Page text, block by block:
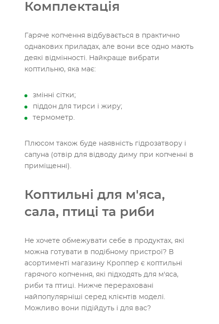
Комплектація
Гаряче копчення відбувається в практично
однакових приладах, але вони все одно мають
деякі відмінності. Найкраще вибрати
коптильню, яка має:
змінні сітки;
піддон для тирси і жиру;
термометр.
Плюсом також буде наявність гідрозатвору і
сапуна (отвір для відводу диму при копченні в
приміщенні).
Коптильні для м'яса,
сала, птиці та риби
Не хочете обмежувати себе в продуктах, які
можна готувати в подібному пристрої? В
асортименті магазину Кроппер є коптильні
гарячого копчення, які підходять для м'яса,
риби та птиці. Нижче перераховані
найпопулярніші серед клієнтів моделі.
Можливо вони підійдуть і для вас?